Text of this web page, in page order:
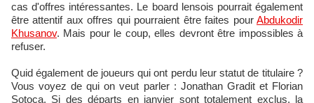
cas d'offres intéressantes. Le board lensois pourrait également
être attentif aux offres qui pourraient être faites pour Abdukodir
Khusanov. Mais pour le coup, elles devront être impossibles à
refuser.
Quid également de joueurs qui ont perdu leur statut de titulaire ?
Vous voyez de qui on veut parler : Jonathan Gradit et Florian
Sotoca. Si des départs en janvier sont totalement exclus, la